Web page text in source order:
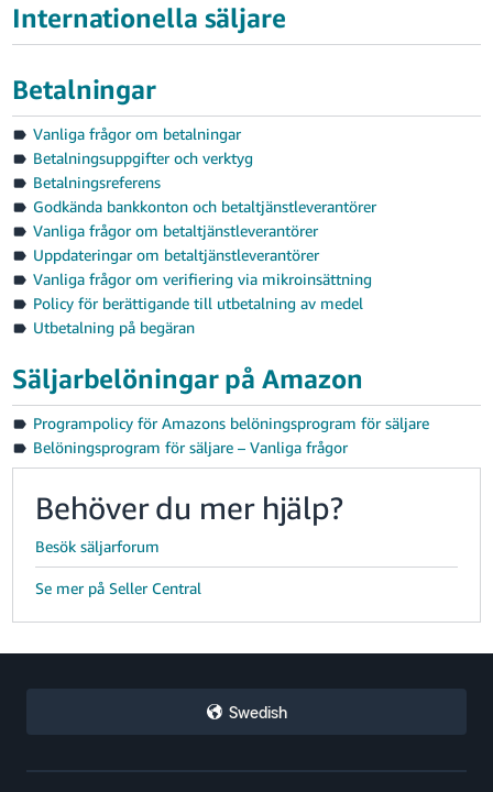
Internationella säljare
Betalningar
Vanliga frågor om betalningar
Betalningsuppgifter och verktyg
Betalningsreferens
Godkända bankkonton och betaltjänstleverantörer
Vanliga frågor om betaltjänstleverantörer
Uppdateringar om betaltjänstleverantörer
Vanliga frågor om verifiering via mikroinsättning
Policy för berättigande till utbetalning av medel
Utbetalning på begäran
Säljarbelöningar på Amazon
Programpolicy för Amazons belöningsprogram för säljare
Belöningsprogram för säljare – Vanliga frågor
Behöver du mer hjälp?
Besök säljarforum
Se mer på Seller Central
Swedish